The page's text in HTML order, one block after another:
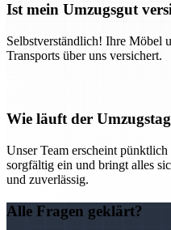
Ist mein Umzugsgut
Selbstverständlich! Ihre Möbel
Transports über uns versichert.
Wie läuft der
Unser Team erscheint
sorgfältig ein und bringt alles
und zuverlässig.
Alle Fragen geklärt?